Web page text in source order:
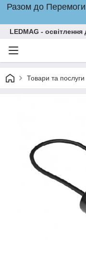
Разом до
LEDMAG -
Товари та послуги